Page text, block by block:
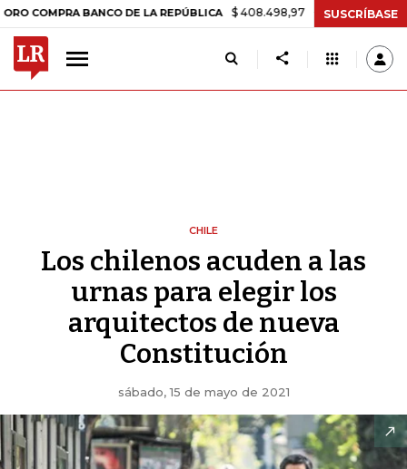
BANCO DE LA REPÚBLICA $ 408.498,97 +$ 8.753,81 +2,19%
SUSCRÍBASE
CHILE
Los chilenos acuden a las
urnas para elegir los
arquitectos de nueva
Constitución
sábado, 15 de mayo de 2021